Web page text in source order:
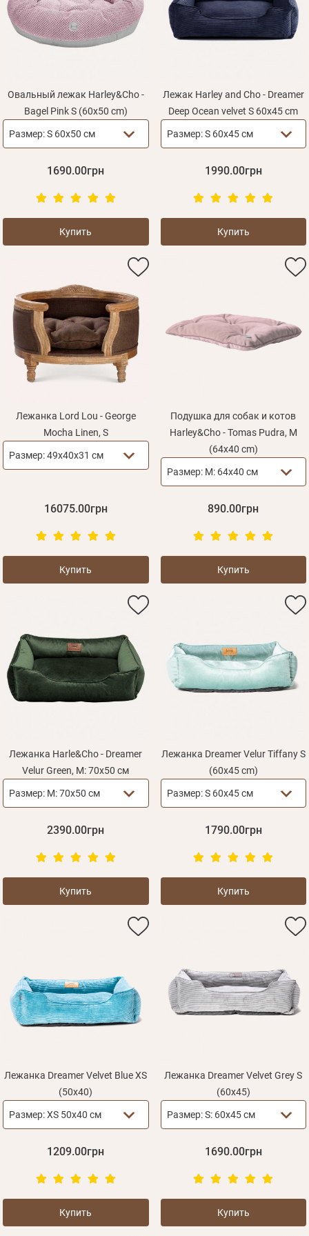
Овальный лежак Harley&Cho -
Bagel Pink S (60х50 cm)
Размер:S 60х50 см
1690.00грн
Купить
Лежак Harley and Cho - Dreamer
Deep Ocean velvet S 60x45 cm
Размер:S 60x45 см
1990.00грн
Купить
Лежанка Lord Lou - George
Mocha Linen, S
Размер:49x40x31 см
16075.00грн
Купить
Подушка для собак и котов
Harley&Cho - Tomas Pudra, M
(64x40 cm)
Размер: M: 64х40 см
890.00грн
Купить
Лежанка Harle&Cho - Dreamer
Velur Green, М: 70х50 см
Размер: М: 70х50 см
2390.00грн
Купить
Лежанка Dreamer Velur Tiffany S
(60х45 cm)
Размер:S 60х45 см
1790.00грн
Купить
Лежанка Dreamer Velvet Blue XS
(50x40)
Размер:XS 50х40 см
1209.00грн
Купить
Лежанка Dreamer Velvet Grey S
(60x45)
Размер:S: 60х45 см
1690.00грн
Купить
Личные данные